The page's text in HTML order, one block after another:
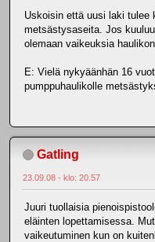
Uskoisin että uusi laki tulee
metsästysaseita. Jos
olemaan vaikeuksia
E: Vielä nykyäänhän 16
pumppuhaulikolle
Gatling
23.09.08 - klo: 20.57
Juuri tuollaisia
eläinten lopettamisessa.
vaikeutuminen kun on